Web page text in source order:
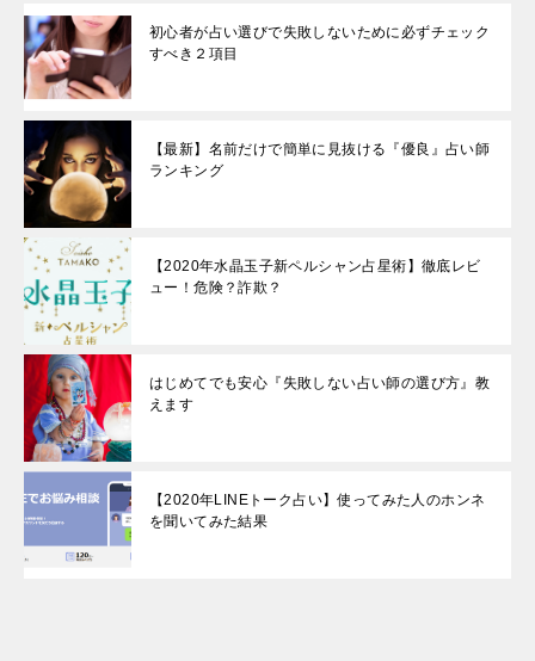
初心者が占い選びで失敗しないために必ずチェック
すべき２項目
【最新】名前だけで簡単に見抜ける『優良』占い師
ランキング
【2020年水晶玉子新ペルシャン占星術】徹底レビ
ュー！危険？詐欺？
はじめてでも安心『失敗しない占い師の選び方』教
えます
【2020年LINEトーク占い】使ってみた人のホンネ
を聞いてみた結果